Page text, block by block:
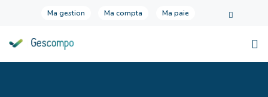
Ma gestion Ma compta Ma paie